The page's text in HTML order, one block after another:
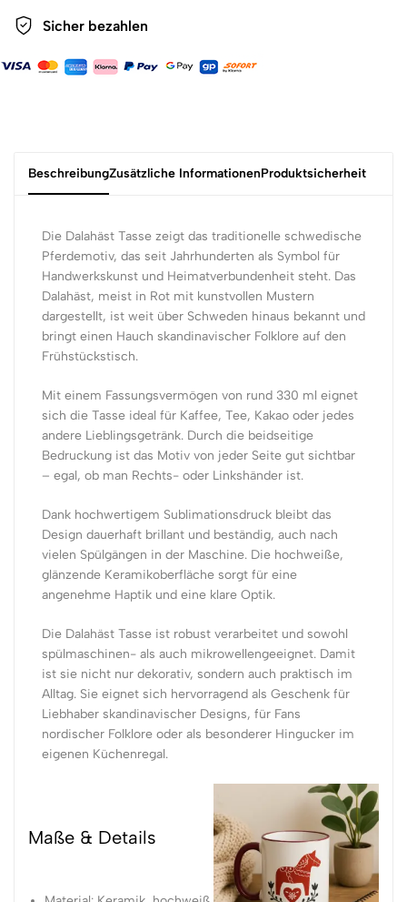
Sicher bezahlen
BeschreibungZusätzliche InformationenProduktsicherheit
Die Dalahäst Tasse zeigt das traditionelle schwedische
Pferdemotiv, das seit Jahrhunderten als Symbol für
Handwerkskunst und Heimatverbundenheit steht. Das
Dalahäst, meist in Rot mit kunstvollen Mustern
dargestellt, ist weit über Schweden hinaus bekannt und
bringt einen Hauch skandinavischer Folklore auf den
Frühstückstisch.
Mit einem Fassungsvermögen von rund 330 ml eignet
sich die Tasse ideal für Kaffee, Tee, Kakao oder jedes
andere Lieblingsgetränk. Durch die beidseitige
Bedruckung ist das Motiv von jeder Seite gut sichtbar
– egal, ob man Rechts- oder Linkshänder ist.
Dank hochwertigem Sublimationsdruck bleibt das
Design dauerhaft brillant und beständig, auch nach
vielen Spülgängen in der Maschine. Die hochweiße,
glänzende Keramikoberfläche sorgt für eine
angenehme Haptik und eine klare Optik.
Die Dalahäst Tasse ist robust verarbeitet und sowohl
spülmaschinen- als auch mikrowellengeeignet. Damit
ist sie nicht nur dekorativ, sondern auch praktisch im
Alltag. Sie eignet sich hervorragend als Geschenk für
Liebhaber skandinavischer Designs, für Fans
nordischer Folklore oder als besonderer Hingucker im
eigenen Küchenregal.
Maße & Details